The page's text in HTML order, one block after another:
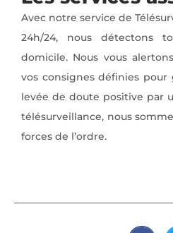
Avec notre service de
24h/24, nous détectons
domicile. Nous vous
vos consignes définies pour
levée de doute positive par
télésurveillance, nous
forces de l’ordre.